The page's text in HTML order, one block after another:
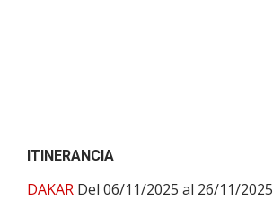
ITINERANCIA
DAKAR Del 06/11/2025 al 26/11/2025